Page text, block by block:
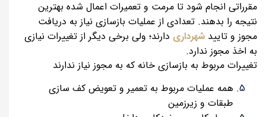
مقرراتی انجام شود تا مرمت و تعمیرات اعمال شده بهترین
نتیجه را بدهند. تعدادی از عملیات بازسازی نیاز به دریافت
مجوز و تایید شهرداری دارند؛ ولی برخی دیگر از تغییرات نیازی
به اخذ مجوز ندارد.
تغییرات مربوط به بازسازی خانه که به مجوز نیاز ندارند
همه عملیات مربوط به تعمیر و تعویض کف سازی
طبقات و زیرزمین